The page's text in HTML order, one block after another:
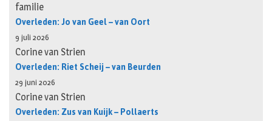
familie
Overleden: Jo van Geel – van Oort
9 juli 2026
Corine van Strien
Overleden: Riet Scheij – van Beurden
29 juni 2026
Corine van Strien
Overleden: Zus van Kuijk – Pollaerts